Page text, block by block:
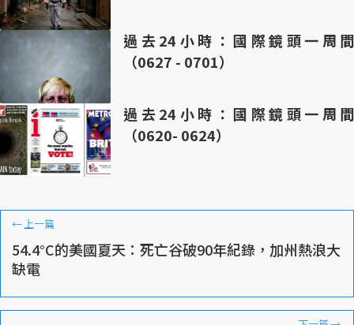
過去24小時：國際鏡頭一周間
（0627 - 0701）
過去24小時：國際鏡頭一周間
（0620- 0624）
←上一篇
54.4°C的美國夏天：死亡谷破90年紀錄，加州熱浪大
缺電